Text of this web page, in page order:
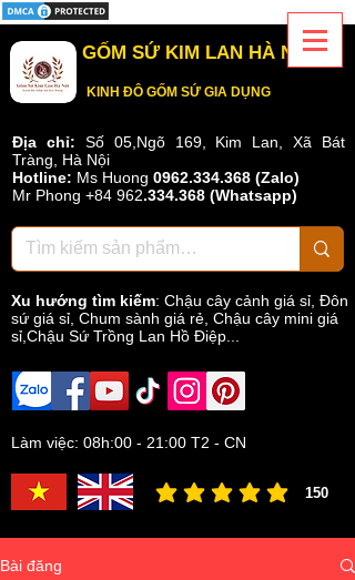
GỐM SỨ KIM LAN HÀ NỘI
KINH ĐÔ GỐM SỨ GIA DỤNG
Địa chỉ: Số 05,Ngõ 169, Kim Lan, Xã Bát
Tràng, Hà Nội
Hotline: Ms Huong 0962.334.368 (Zalo)
Mr Phong +84 962.334.368 (Whatsapp)
Xu hướng tìm kiếm: Chậu cây cảnh giá sỉ Đôn
sứ giá sỉ Chum sành giá rẻ Chậu cây mini giá
sỉ,Chậu Sứ Trồng Lan Hồ Điệp...
Làm việc: 08h:00 - 21:00 T2 - CN
150
đánh giá trung bình là 3 /5,
Bài đăng